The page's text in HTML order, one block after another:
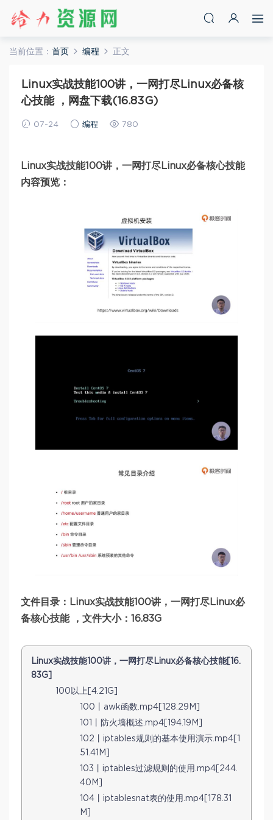
当前位置： 首页 编程 正文
Linux实战技能100讲，一网打尽Linux必备核
心技能 ，网盘下载(16.83G)
07-24 编程 780
Linux实战技能100讲，一网打尽Linux必备核心技能
内容预览：
文件目录：Linux实战技能100讲，一网打尽Linux必
备核心技能 ，文件大小：16.83G
Linux实战技能100讲，一网打尽Linux必备核心技能[16.
83G]
100以上[4.21G]
100丨awk函数.mp4[128.29M]
101丨防火墙概述.mp4[194.19M]
102丨iptables规则的基本使用演示.mp4[1
51.41M]
103丨iptables过滤规则的使用.mp4[244.
40M]
104丨iptablesnat表的使用.mp4[178.31
M]